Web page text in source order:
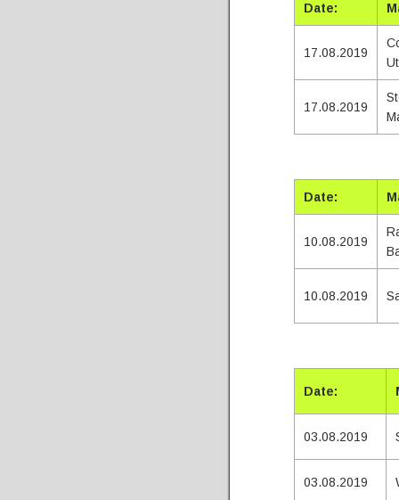
Date:
17.08.2019
17.08.2019
Date:
10.08.2019
10.08.2019
Date:
03.08.2019
03.08.2019